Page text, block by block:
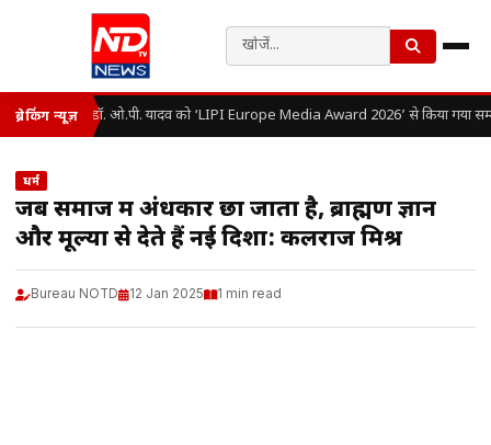
ब्रेकिंग न्यूज़ डॉ. ओ.पी. यादव को ‘LIPI Europe Media Award 2026’ से किया गया
धर्म
जब समाज में अंधकार छा जाता है, ब्राह्मण ज्ञान
और मूल्यों से देते हैं नई दिशा: कलराज मिश्र
Bureau NOTD 12 Jan 2025 1 min read